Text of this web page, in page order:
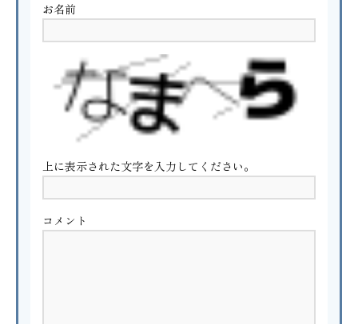
お名前
上に表示された文字を入力してください。
コメント